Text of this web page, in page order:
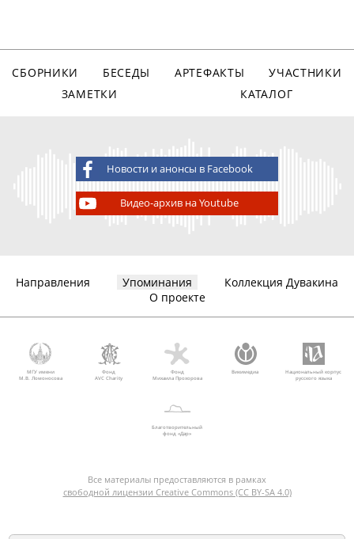
СБОРНИКИ БЕСЕДЫ АРТЕФАКТЫ
УЧАСТНИКИ
ЗАМЕТКИ
КАТАЛОГ
Новости и анонсы в Facebook
Видео-архив на Youtube
Направления Упоминания
Коллекция Дувакина
О проекте
МГУ имени
М.В. Ломоносова
Фонд
AVC Charity
Фонд
Михаила Прохорова
Викимедиа
Национальный корпус
русского языка
Благотворительный
фонд «Дар»
Все материалы предоставляются в рамках
свободной лицензии Creative Commons (CC BY-SA 4.0)